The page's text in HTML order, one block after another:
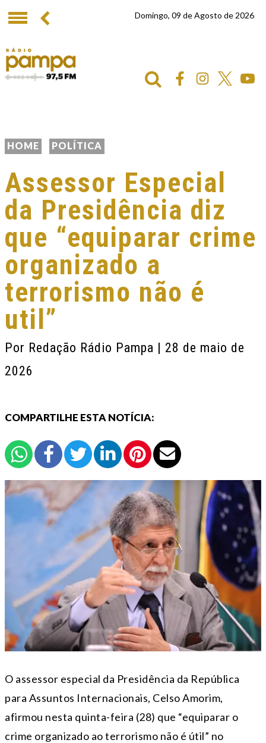
Domingo, 09 de Agosto de 2026
HOME POLÍTICA
Assessor Especial
da Presidência diz
que “equiparar crime
organizado a
terrorismo não é
util”
Por Redação Rádio Pampa | 28 de maio de
2026
COMPARTILHE ESTA NOTÍCIA:
O assessor especial da Presidência da República
para Assuntos Internacionais, Celso Amorim,
afirmou nesta quinta-feira (28) que “equiparar o
crime organizado ao terrorismo não é útil” no